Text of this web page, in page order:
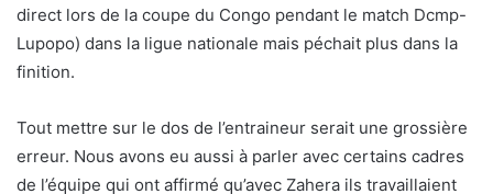
direct lors de la coupe du Congo pendant le match Dcmp-
Lupopo) dans la ligue nationale mais péchait plus dans la
finition.
Tout mettre sur le dos de l’entraineur serait une grossière
erreur. Nous avons eu aussi à parler avec certains cadres
de l’équipe qui ont affirmé qu’avec Zahera ils travaillaient